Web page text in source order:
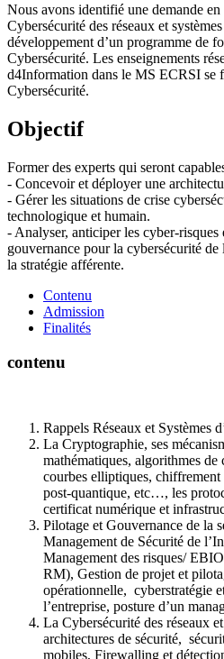
Nous avons identifié une demande
Cybersécurité des réseaux et
développement d’un programme de
Cybersécurité. Les enseignements
d4Information dans le MS ECRSI se
Cybersécurité.
Objectif
Former des experts qui seront
- Concevoir et déployer une
- Gérer les situations de crise
technologique et humain.
- Analyser, anticiper les cyber-
gouvernance pour la cybersécurité de
la stratégie afférente.
Contenu
Admission
Finalités
contenu
Rappels Réseaux et Systèmes
La Cryptographie, ses
mathématiques, algorithmes
courbes elliptiques,
post-quantique, etc…, les
certificat numérique et
Pilotage et Gouvernance de la
Management de Sécurité de
Management des risques/
RM), Gestion de projet et
opérationnelle, cyberstratégie
l’entreprise, posture d’un
La Cybersécurité des réseaux
architectures de sécurité,
mobiles, Firewalling et